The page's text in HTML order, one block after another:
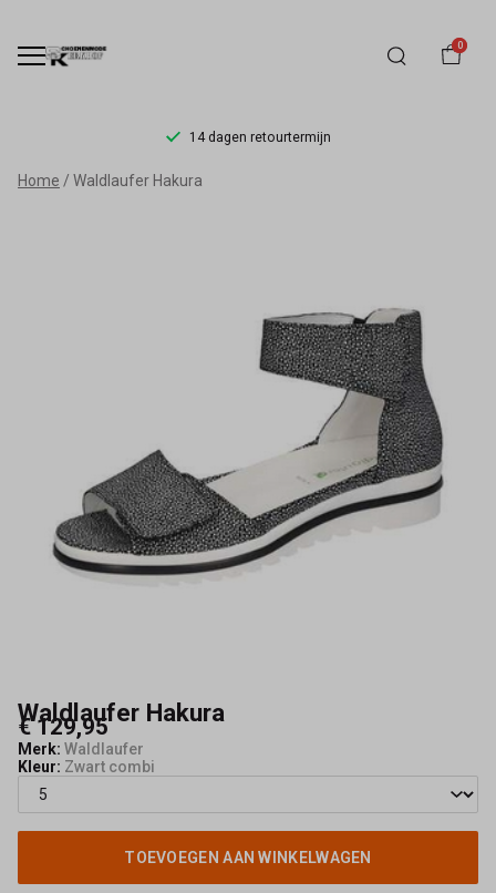
0
14 dagen retourtermijn
Waldlaufer
Schoenmode
Home Waldlaufer Hakura
Waldlaufer Hakura
€ 129,95
Merk: Waldlaufer
Kleur: Zwart combi
TOEVOEGEN AAN WINKELWAGEN